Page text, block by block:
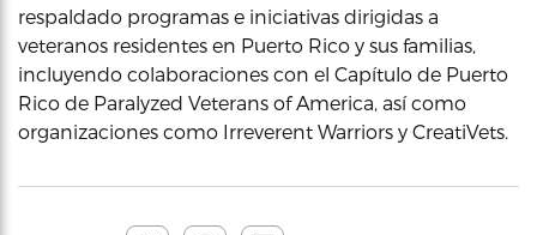
respaldado programas e iniciativas dirigidas a
veteranos residentes en Puerto Rico y sus familias,
incluyendo colaboraciones con el Capítulo de Puerto
Rico de Paralyzed Veterans of America, así como
organizaciones como Irreverent Warriors y CreatiVets.